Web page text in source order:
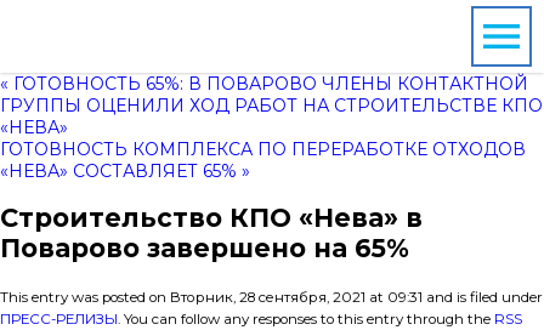
« ГОТОВНОСТЬ 65%: В ПОВАРОВО ЧЛЕНЫ КОНТАКТНОЙ
ГРУППЫ ОЦЕНИЛИ ХОД РАБОТ НА СТРОИТЕЛЬСТВЕ КПО
«НЕВА»
ГОТОВНОСТЬ КОМПЛЕКСА ПО ПЕРЕРАБОТКЕ ОТХОДОВ
«НЕВА» СОСТАВЛЯЕТ 65% »
Строительство КПО «Нева» в
Поварово завершено на 65%
This entry was posted on Вторник, 28 сентября, 2021 at 09:31 and is filed under
ПРЕСС-РЕЛИЗЫ. You can follow any responses to this entry through the RSS